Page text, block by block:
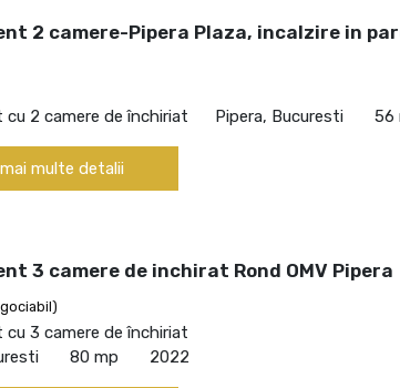
2 camere-Pipera Plaza, incalzire in
2 camere de închiriat Pipera, Bucuresti 56
multe detalii
3 camere de inchirat Rond OMV Pipera
3 camere de închiriat
80 mp 2022